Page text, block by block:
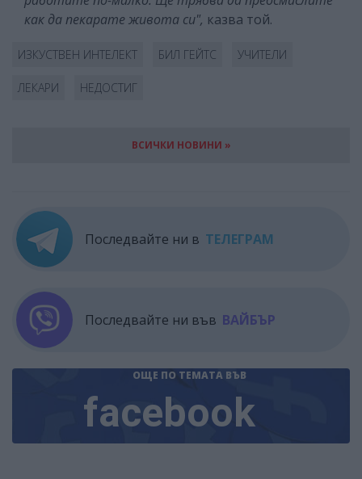
как да пекарате живота си", казва той.
ИЗКУСТВЕН ИНТЕЛЕКТ БИЛ ГЕЙТС УЧИТЕЛИ
ЛЕКАРИ НЕДОСТИГ
ВСИЧКИ НОВИНИ »
Последвайте ни в ТЕЛЕГРАМ
Последвайте ни във ВАЙБЪР
ОЩЕ ПО ТЕМАТА ВЪВ
facebook